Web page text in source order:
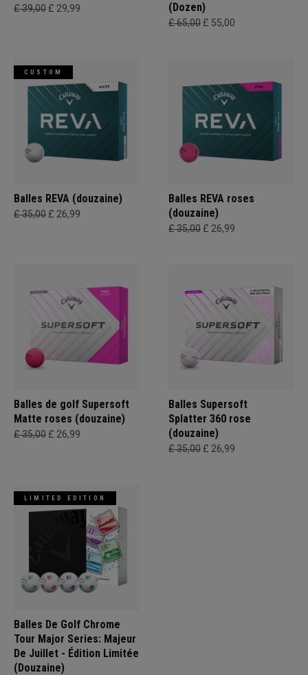
£ 39,00 £ 29,99
(Dozen)
£ 65,00 £ 55,00
CUSTOM
Balles REVA (douzaine)
£ 35,00 £ 26,99
Balles REVA roses
(douzaine)
£ 35,00 £ 26,99
Balles de golf Supersoft
Matte roses (douzaine)
£ 35,00 £ 26,99
Balles Supersoft
Splatter 360 rose
(douzaine)
£ 35,00 £ 26,99
LIMITED EDITION
Balles De Golf Chrome
Tour Major Series: Majeur
De Juillet - Édition Limitée
(Douzaine)